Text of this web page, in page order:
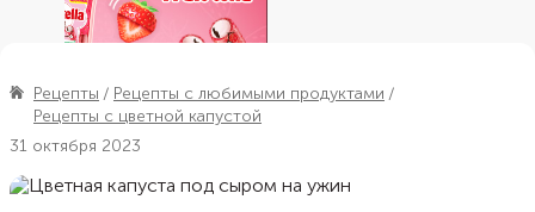
Рецепты
Рецепты с любимыми продуктами
Рецепты с цветной капустой
31 октября 2023